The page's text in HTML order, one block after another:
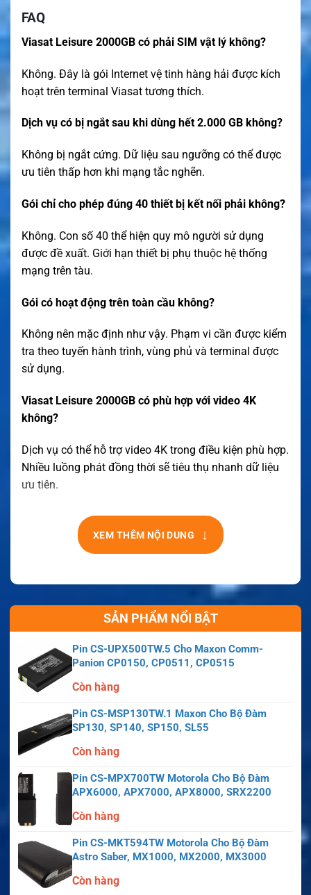
FAQ
Viasat Leisure 2000GB có phải SIM vật lý không?
Không. Đây là gói Internet vệ tinh hàng hải được kích
hoạt trên terminal Viasat tương thích.
Dịch vụ có bị ngắt sau khi dùng hết 2.000 GB không?
Không bị ngắt cứng. Dữ liệu sau ngưỡng có thể được
ưu tiên thấp hơn khi mạng tắc nghẽn.
Gói chỉ cho phép đúng 40 thiết bị kết nối phải không?
Không. Con số 40 thể hiện quy mô người sử dụng
được đề xuất. Giới hạn thiết bị phụ thuộc hệ thống
mạng trên tàu.
Gói có hoạt động trên toàn cầu không?
Không nên mặc định như vậy. Phạm vi cần được kiểm
tra theo tuyến hành trình, vùng phủ và terminal được
sử dụng.
Viasat Leisure 2000GB có phù hợp với video 4K
không?
Dịch vụ có thể hỗ trợ video 4K trong điều kiện phù hợp.
Nhiều luồng phát đồng thời sẽ tiêu thụ nhanh dữ liệu
ưu tiên.
XEM THÊM NỘI DUNG ↓
SẢN PHẨM NỔI BẬT
Pin CS-UPX500TW.5 Cho Maxon Comm-
Panion CP0150, CP0511, CP0515
Còn hàng
Pin CS-MSP130TW.1 Maxon Cho Bộ Đàm
SP130, SP140, SP150, SL55
Còn hàng
Pin CS-MPX700TW Motorola Cho Bộ Đàm
APX6000, APX7000, APX8000, SRX2200
Còn hàng
Pin CS-MKT594TW Motorola Cho Bộ Đàm
Astro Saber, MX1000, MX2000, MX3000
Còn hàng